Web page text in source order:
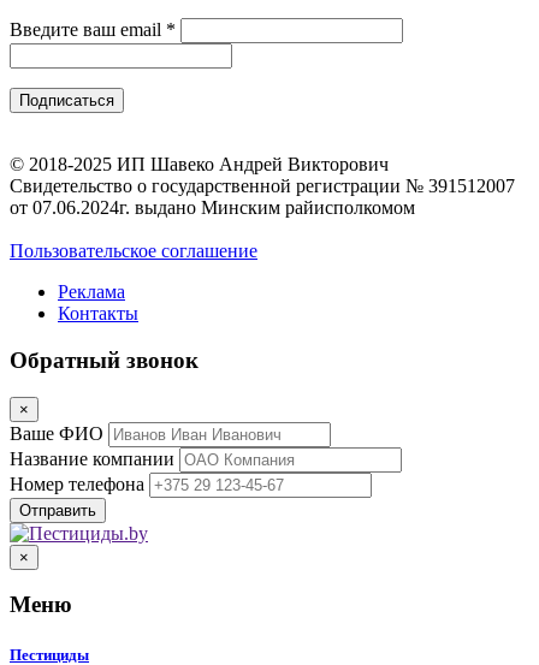
Введите ваш email *
© 2018-2025 ИП Шавеко Андрей Викторович
Свидетельство о государственной регистрации № 391512007
от 07.06.2024г. выдано Минским райисполкомом
Пользовательское соглашение
Реклама
Контакты
Обратный звонок
×
Ваше ФИО
Название компании
Номер телефона
×
Меню
Пестициды